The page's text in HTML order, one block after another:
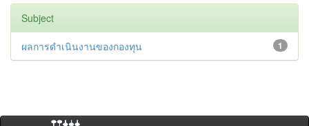
Subject
1
ผลการดําเนินงานของกองทุน